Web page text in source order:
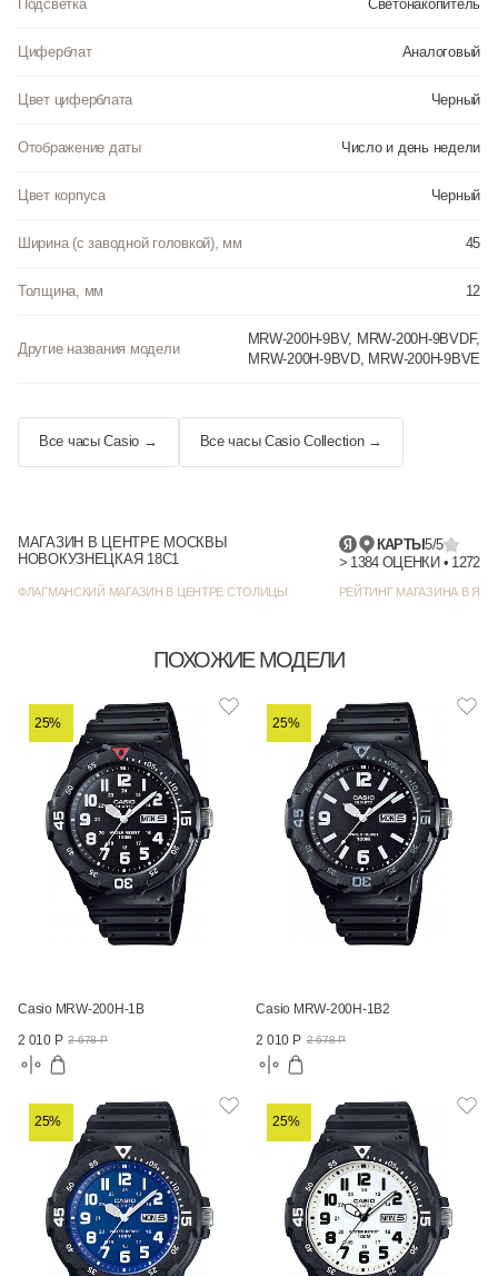
Подсветка Светонакопитель
Циферблат Аналоговый
Цвет циферблата Черный
Отображение даты Число и день недели
Цвет корпуса Черный
Ширина (с заводной головкой), мм 45
Толщина, мм 12
Другие названия модели
MRW-200H-9BV, MRW-200H-9BVDF,
MRW-200H-9BVD, MRW-200H-9BVE
Все часы Casio → Все часы Casio Collection →
МАГАЗИН В ЦЕНТРЕ МОСКВЫ
НОВОКУЗНЕЦКАЯ 18С1
ФЛАГМАНСКИЙ МАГАЗИН В ЦЕНТРЕ СТОЛИЦЫ
КАРТЫ5/5
РЕЙТИНГ МАГАЗИНА В
ПОХОЖИЕ МОДЕЛИ
25%
Casio MRW-200H-1B
2 010 Р 2 678 Р
25%
Casio MRW-200H-1B2
2 010 Р 2 678 Р
25% 25%